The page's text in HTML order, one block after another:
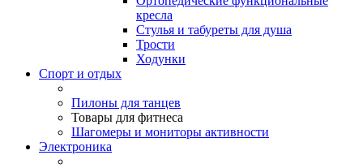
кресла
Стулья и табуреты для душа
Трости
Ходунки
Спорт и отдых
Пилоны для танцев
Товары для фитнеса
Шагомеры и мониторы активности
Электроника